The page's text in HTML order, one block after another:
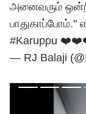
அனைவரும்
பாதுகாப்போம்."
#Karuppu
— RJ Balaji